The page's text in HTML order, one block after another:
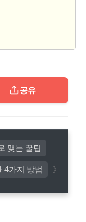
공유
4가지 방법
맺는 꿀팁